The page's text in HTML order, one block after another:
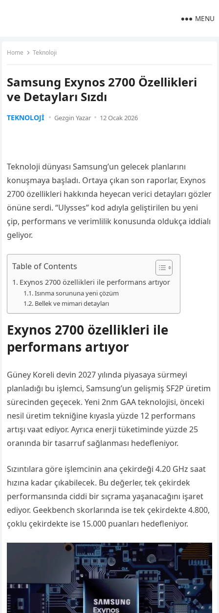
MENU
Home Teknoloji
Samsung Exynos 2700 Özellikleri
ve Detayları Sızdı
TEKNOLOJI Gezgin Yazar 12 Ocak 2026
Teknoloji dünyası Samsung’un gelecek planlarını
konuşmaya başladı. Ortaya çıkan son raporlar, Exynos
2700 özellikleri hakkında heyecan verici detayları gözler
önüne serdi. “Ulysses” kod adıyla geliştirilen bu yeni
çip, performans ve verimlilik konusunda oldukça iddialı
geliyor.
Table of Contents
Exynos 2700 özellikleri ile performans artıyor
Isınma sorununa yeni çözüm
Bellek ve mimari detayları
Exynos 2700 özellikleri ile
performans artıyor
Güney Koreli devin 2027 yılında piyasaya sürmeyi
planladığı bu işlemci, Samsung’un gelişmiş SF2P üretim
sürecinden geçecek. Yeni 2nm GAA teknolojisi, önceki
nesil üretim tekniğine kıyasla yüzde 12 performans
artışı vaat ediyor. Ayrıca enerji tüketiminde yüzde 25
oranında bir tasarruf sağlanması hedefleniyor.
Sızıntılara göre işlemcinin ana çekirdeği 4.20 GHz saat
hızına kadar çıkabilecek. Bu değerler, tek çekirdek
performansında ciddi bir sıçrama yaşanacağını işaret
ediyor. Geekbench skorlarında ise tek çekirdekte 4.800,
çoklu çekirdekte ise 15.000 puanları hedefleniyor.